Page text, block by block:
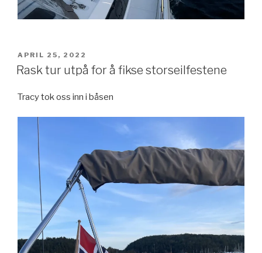
POSTED
ON
APRIL 25, 2022
Rask tur utpå for å fikse storseilfestene
Tracy tok oss inn i båsen